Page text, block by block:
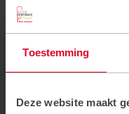
Toestemming
Deze website maakt
Automatisering
betonmortelcentrale